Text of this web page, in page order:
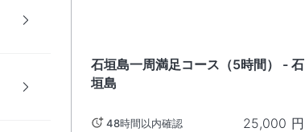
石垣島一周満足コース（5時間） - 石
垣島
48時間以内確認 25,000 円